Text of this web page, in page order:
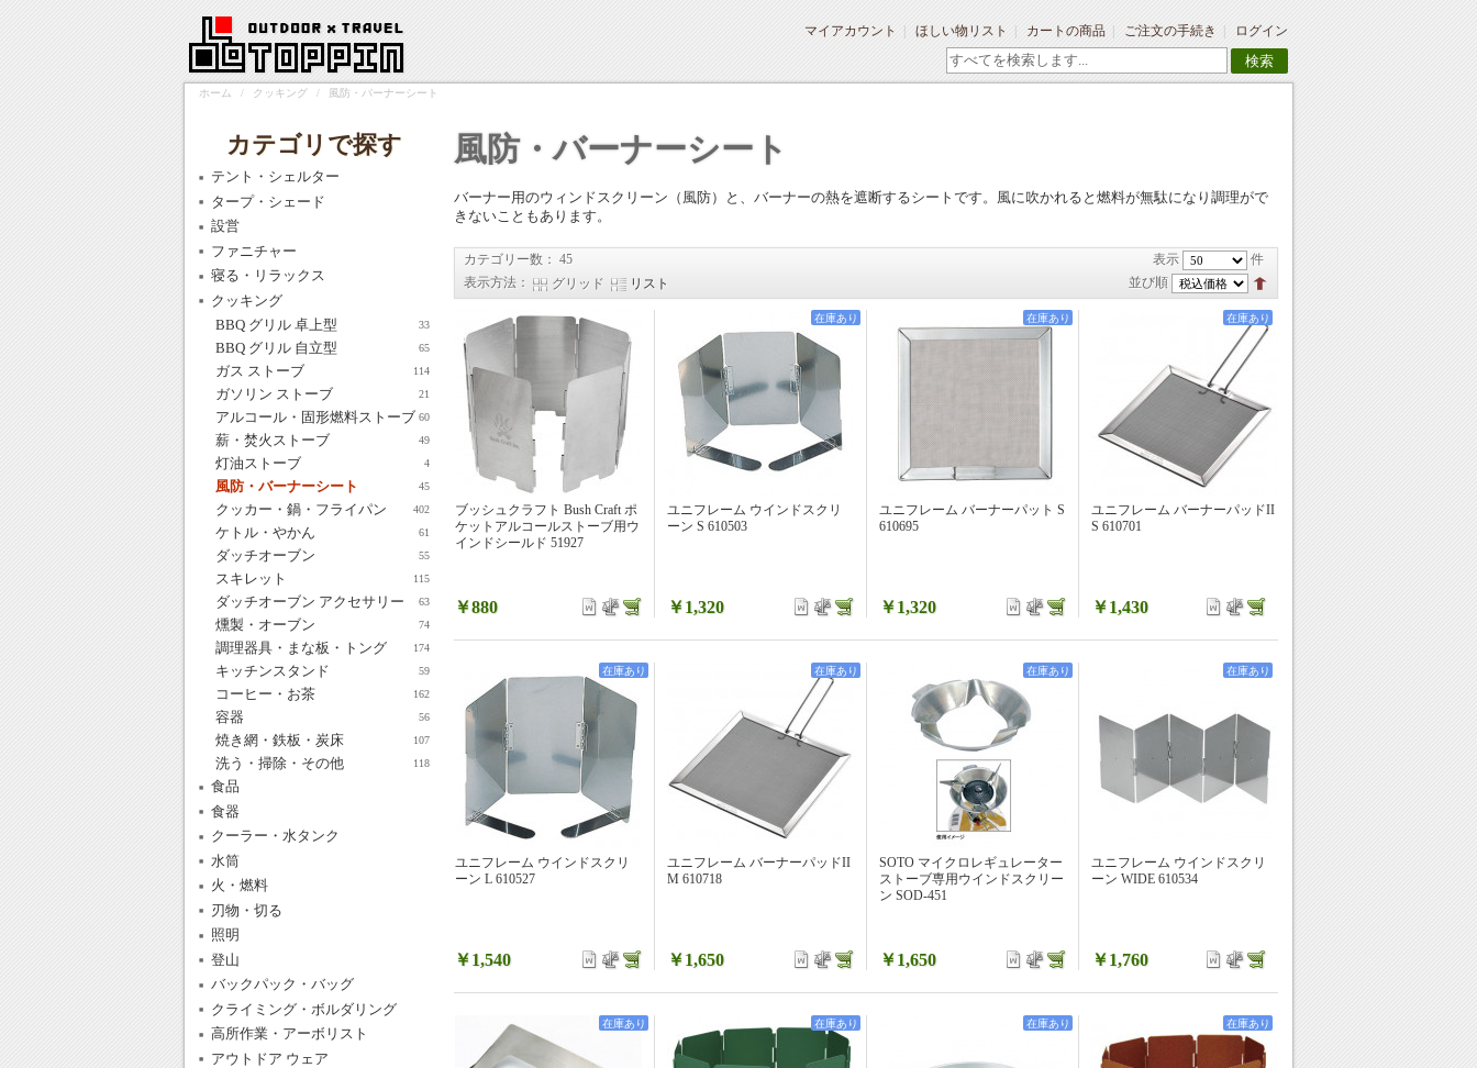
マイアカウント ほしい物リスト カートの商品 ご注文の手続き ログイン
検索
ホーム / クッキング / 風防・バーナーシート
風防・バーナーシート
バーナー用のウィンドスクリーン（風防）と、バーナーの熱を遮断するシートです。風に吹かれると燃料が無駄になり調理がで
きないこともあります。
カテゴリー数： 45 表示
件
表示方法：
グリッド リスト 並び順
ブッシュクラフト Bush Craft ポ
ケットアルコールストーブ用ウ
インドシールド 51927
￥880
ユニフレーム ウインドスクリ
ーン S 610503
￥1,320
在庫あり
ユニフレーム バーナーパット S
610695
￥1,320
在庫あり
ユニフレーム バーナーパッドII
S 610701
￥1,430
在庫あり
ユニフレーム ウインドスクリ
ーン L 610527
￥1,540
在庫あり
ユニフレーム バーナーパッドII
M 610718
￥1,650
在庫あり
SOTO マイクロレギュレーター
ストーブ専用ウインドスクリー
ン SOD-451
￥1,650
在庫あり
ユニフレーム ウインドスクリ
ーン WIDE 610534
￥1,760
在庫あり
在庫あり 在庫あり 在庫あり 在庫あり
カテゴリで探す
テント・シェルター
タープ・シェード
設営
ファニチャー
寝る・リラックス
クッキング
BBQ グリル 卓上型
33
BBQ グリル 自立型 65
ガス ストーブ 114
ガソリン ストーブ 21
アルコール・固形燃料ストーブ 60
薪・焚火ストーブ 49
灯油ストーブ 4
風防・バーナーシート 45
クッカー・鍋・フライパン 402
ケトル・やかん 61
ダッチオーブン 55
スキレット 115
ダッチオーブン アクセサリー 63
燻製・オーブン 74
調理器具・まな板・トング 174
キッチンスタンド 59
コーヒー・お茶 162
容器 56
焼き網・鉄板・炭床 107
洗う・掃除・その他 118
食品
食器
クーラー・水タンク
水筒
火・燃料
刃物・切る
照明
登山
バックパック・バッグ
クライミング・ボルダリング
高所作業・アーボリスト
アウトドア ウェア